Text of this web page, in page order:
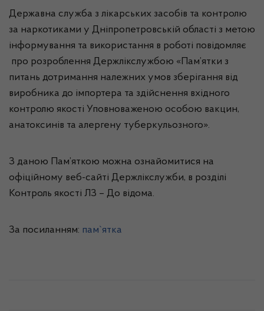
Державна служба з лікарських засобів та контролю
за наркотиками у Дніпропетровській області з метою
інформування та використання в роботі повідомляє
про розроблення Держлікслужбою «Пам’ятки з
питань дотримання належних умов зберігання від
виробника до імпортера та здійснення вхідного
контролю якості Уповноваженою особою вакцин,
анатоксинів та алергену туберкульозного».
З даною Пам’яткою можна ознайомитися на
офіційному веб-сайті Держлікслужби, в розділі
Контроль якості ЛЗ – До відома.
За посиланням: пам`ятка